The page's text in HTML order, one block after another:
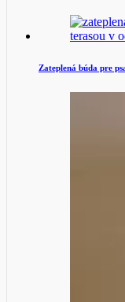
Zateplená búda pre